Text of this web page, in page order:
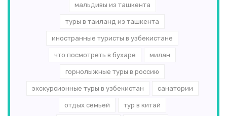
мальдивы из ташкента
туры в таиланд из ташкента
иностранные туристы в узбекистане
что посмотреть в бухаре милан
горнолыжные туры в россию
экскурсионные туры в узбекистан санатории
отдых семьей тур в китай